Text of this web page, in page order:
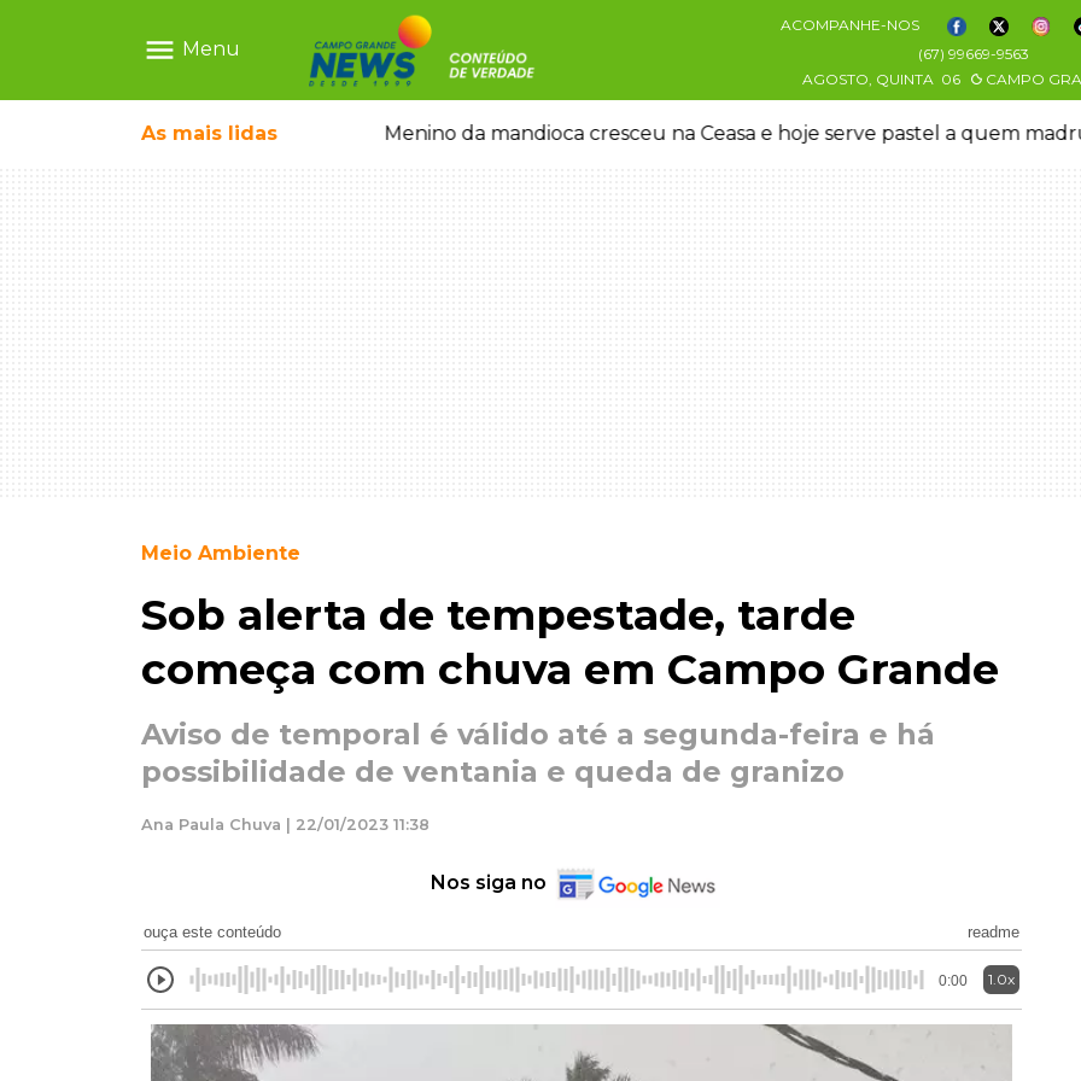
menu Menu
ACOMPANHE-NOS
(67) 99669-9563
AGOSTO, QUINTA 06 CAMPO
As mais lidas
crianças brasileiras Menino da mandioca cresceu na Ceasa e hoje serve pastel a quem
Meio Ambiente
Sob alerta de tempestade, tarde
começa com chuva em Campo Grande
Aviso de temporal é válido até a segunda-feira e há
possibilidade de ventania e queda de granizo
Ana Paula Chuva | 22/01/2023 11:38
Nos siga no
ouça este conteúdo readme
0:00 1.0x